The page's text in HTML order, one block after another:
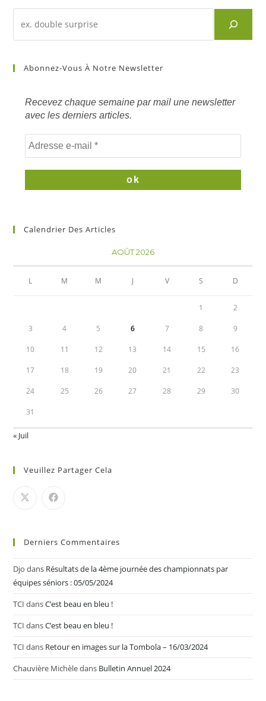
d'un
mots
Abonnez-Vous À Notre Newsletter
Recevez chaque semaine par mail une newsletter
avec les derniers articles.
Calendrier Des Articles
AOÛT 2026
L M M J V S D
1 2
3 4 5 6 7 8 9
10 11 12 13 14 15 16
17 18 19 20 21 22 23
24 25 26 27 28 29 30
31
« Juil
Veuillez Partager Cela
Derniers Commentaires
Djo dans Résultats de la 4ème journée des championnats par
équipes séniors : 05/05/2024
TCI dansC’est beau en bleu !
TCI dansC’est beau en bleu !
TCI dans Retour en images sur la Tombola – 16/03/2024
Chauvière Michèledans Bulletin Annuel 2024